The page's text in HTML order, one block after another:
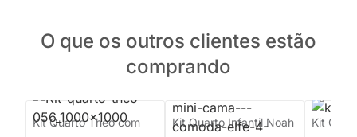
O que os outros clientes estão
comprando
Kit Quarto Theo com
Kit Quarto Infantil Noah
Kit